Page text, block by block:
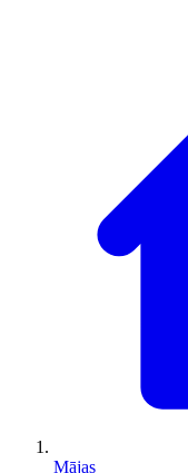
Mājas